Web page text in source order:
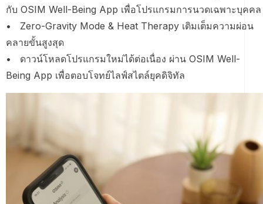
กับ OSIM Well-Being App เพื่อโปรแกรมการนวดเฉพาะบุคคล
• Zero-Gravity Mode & Heat Therapy เติมเต็มความผ่อน
คลายขั้นสูงสุด
• ดาวน์โหลดโปรแกรมใหม่ได้ต่อเนื่อง ผ่าน OSIM Well-
Being App เพื่อตอบโจทย์ไลฟ์สไตล์ยุคดิจิทัล